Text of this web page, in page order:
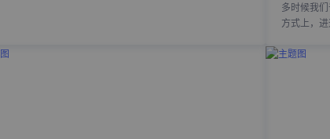
多时候我
方式上，进